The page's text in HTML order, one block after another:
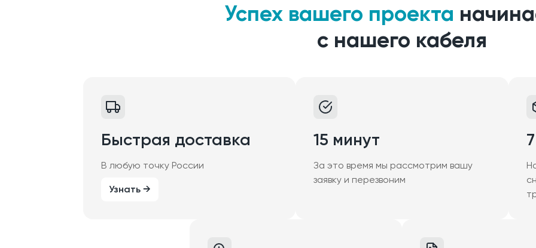
Успех вашего проекта
с нашего кабеля
Быстрая доставка
В любую точку России
Узнать →
15 минут
За это время мы рассмотрим вашу
заявку и перезвоним